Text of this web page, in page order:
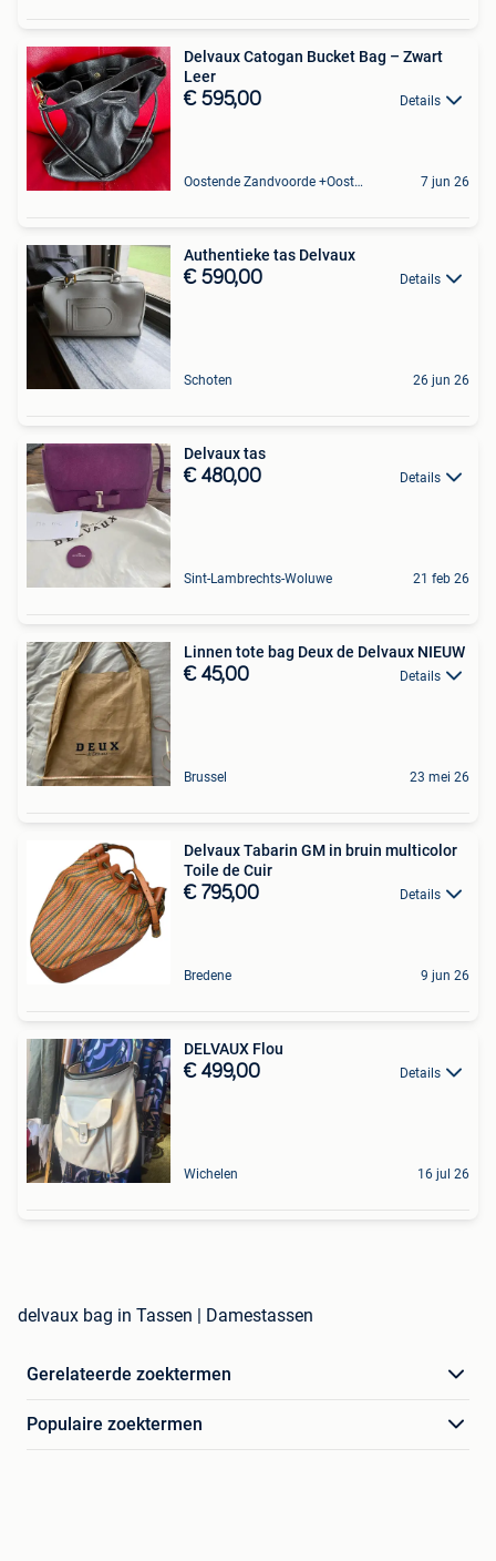
Delvaux Catogan Bucket Bag – Zwart
Leer
€ 595,00 Details
Oostende Zandvoorde +Oostende 7 jun 26
Authentieke tas Delvaux
€ 590,00 Details
Schoten 26 jun 26
Delvaux tas
€ 480,00 Details
Sint-Lambrechts-Woluwe 21 feb 26
Linnen tote bag Deux de Delvaux NIEUW
€ 45,00 Details
Brussel 23 mei 26
Delvaux Tabarin GM in bruin multicolor
Toile de Cuir
€ 795,00 Details
Bredene 9 jun 26
DELVAUX Flou
€ 499,00 Details
Wichelen 16 jul 26
delvaux bag in Tassen | Damestassen
Gerelateerde zoektermen
Populaire zoektermen